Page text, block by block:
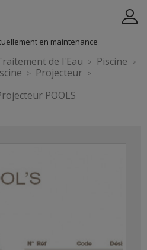
de l'Eau
Piscine
Projecteur
POOLS